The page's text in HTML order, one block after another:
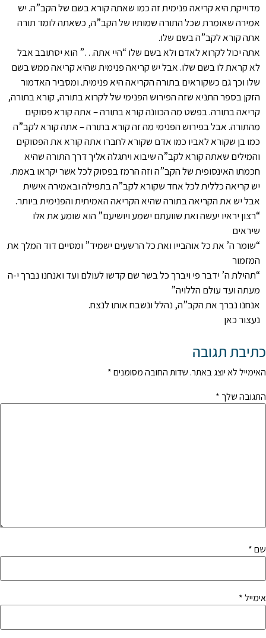
מדוייקת היא קריאה פנימית זה כמו שאתה קורא בשם של הקב”ה. יש
אמירה שאומרת שכל התורה שמותיו של הקב”ה, כשאתה לומד תורה
אתה קורא לקב”ה בשם שלו.
אתה יכול לקרוא לאדם ולא בשם שלו “היי אתה…” הוא יסתובב אבל
לא קראת לו בשם שלו. אבל יש קריאה פנימית שהיא קריאה ממש בשם
שלו וכך גם כשקוראים בתורה הקריאה היא פנימית. ומסביר האדמור
הזקן בספר התניא שזה הפירוש הפנימי של לקרוא בתורה, קורא בתורה,
קריאה בתורה. בפשט מה הכוונה קורא בתורה – אתה קורא פסוקים
מהתורה. אבל בפירוש הפנימי מה זה קורא בתורה – אתה קורא לקב”ה
כמו בן שקורא לאביו כמו אדם שקורא לחברו אתה קורא את הפסוקים
והמילים שאתה קורא לקב”ה שיבוא ויתגלה אליך דרך התורה שהיא
חכמתו האינסופית של הקב”ה וזה הרמז בפסוק לכל אשר יקראו באמת.
יש קריאה כללית לכל אחד שקורא לקב”ה בתפילה ובאמירה אישית
אבל יש את הקריאה בתורה שהיא הקריאה האמיתית והפנימית ביותר.
“רצון יראיו יעשה ואת שוועתם ישמע ויושיעם” הוא שומע את אלו
שיראים
“שומר ה’ את כל אוהבייו ואת כל הרשעים ישמיד” ומסיים דוד המלך את
המזמור
“תהילת ה’ ידבר פי ויברך כל בשר שם קדשו לעולם ועד ואנחנו נברך י-ה
מעתה ועד עולם הללויה”
אנחנו נברך את הקב”ה, נהלל ונשבח אותו לנצח.
נעצור כאן
כתיבת תגובה
האימייל לא יוצג באתר. שדות החובה מסומנים*
התגובה שלך *
שם*
אימייל*